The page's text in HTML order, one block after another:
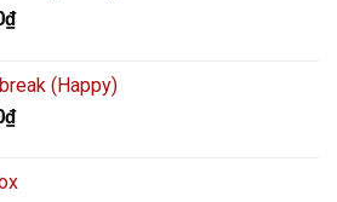
₫
(Happy)
₫